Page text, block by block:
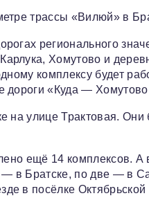
трассы «Вилюй» в
регионального
Хомутово и
комплексу будет
дороги «Куда —
на улице Трактовая. Они
ещё 14
в Братске, по две — в
в посёлке Октябрьской